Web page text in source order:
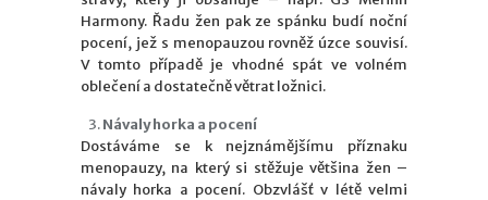
Harmony. Řadu žen pak ze spánku budí noční
pocení, jež s menopauzou rovněž úzce souvisí.
V tomto případě je vhodné spát ve volném
oblečení a dostatečně větrat ložnici.
Návaly horka a pocení
Dostáváme se k nejznámějšímu příznaku
menopauzy, na který si stěžuje většina žen –
návaly horka a pocení. Obzvlášť v létě velmi